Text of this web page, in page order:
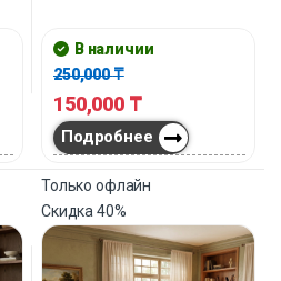
В наличии
250,000₸
150,000 ₸
Подробнее
Только офлайн
Скидка40%